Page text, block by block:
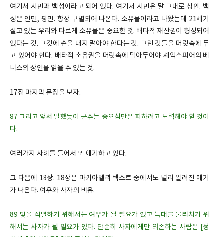
여기서 시민과 백성이라고 되어 있다. 여기서 시민은 말 그대로 상인. 백
성은 인민, 평민. 항상 구별되어 나온다. 소유물이라고 나왔는데 21세기
살고 있는 우리와 다르게 소유물은 중요한 것. 배타적 재산권이 형성되어
있다는 것. 그것에 손을 대지 말아야 한다는 것. 그런 것들을 머릿속에 두
고 있어야 한다. 배타적 소유권을 머릿속에 담아두어야 셰익스피어의 베
니스의 상인을 읽을 수 있는 것.
17장 마지막 문장을 보자.
87 그리고 앞서 말했듯이 군주는 증오심만은 피하려고 노력해야 할 것이
다.
여러가지 사례를 들어서 또 얘기하고 있다.
그 다음에 18장. 18장은 마키아벨리 텍스트 중에서도 널리 알려진 얘기
가 나온다. 여우와 사자의 비유.
89 덫을 식별하기 위해서는 여우가 될 필요가 있고 늑대를 물리치기 위
해서는 사자가 될 필요가 있다. 단순히 사자에게만 의존하는 사람은 [정